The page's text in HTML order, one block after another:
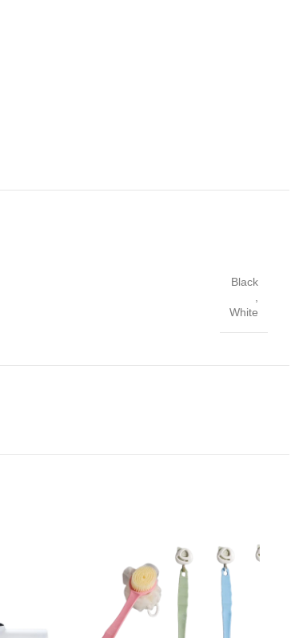
Black
White